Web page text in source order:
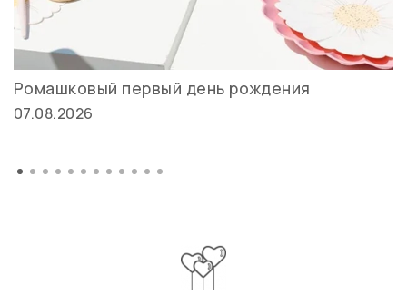
Ромашковый первый день рождения
07.08.2026